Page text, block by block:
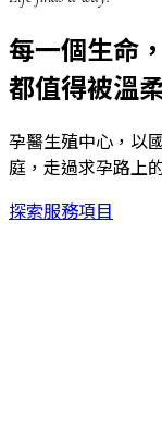
每一個生命，
都值得被溫
孕醫生殖中心，以
庭，走過求孕路上
探索服務項目